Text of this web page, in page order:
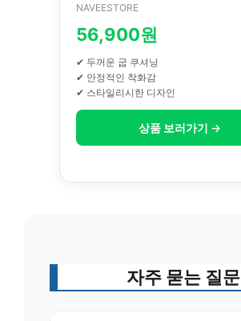
NAVEESTORE
56,900원
✔ 두꺼운 굽 쿠셔닝
✔ 안정적인 착화감
✔ 스타일리시한 디자인
상품 보러가기 →
자주 묻는 질문